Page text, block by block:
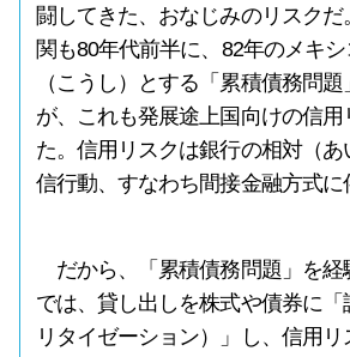
闘してきた、おなじみのリスク
関も80年代前半に、82年のメキ
（こうし）とする「累積債務問
が、これも発展途上国向けの信用
た。信用リスクは銀行の相対（
信行動、すなわち間接金融方式に
だから、「累積債務問題」を経
では、貸し出しを株式や債券に「
リタイゼーション）」し、信用